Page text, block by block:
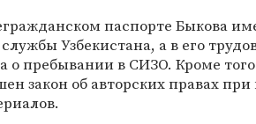
паспорте Быкова
Узбекистана, а в его
о пребывании в СИЗО. Кроме
закон об авторских правах при